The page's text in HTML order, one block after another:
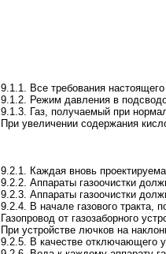
9.1.1. Все требования
9.1.2. Режим давления в
9.1.3. Газ, получаемый при
При увеличении содержания
9.2.1. Каждая вновь
9.2.2. Аппараты газоочистки
9.2.3. Аппараты газоочистки
9.2.4. В начале газового тракта,
Газопровод от газозаборного
При устройстве лючков на
9.2.5. В качестве отключающего